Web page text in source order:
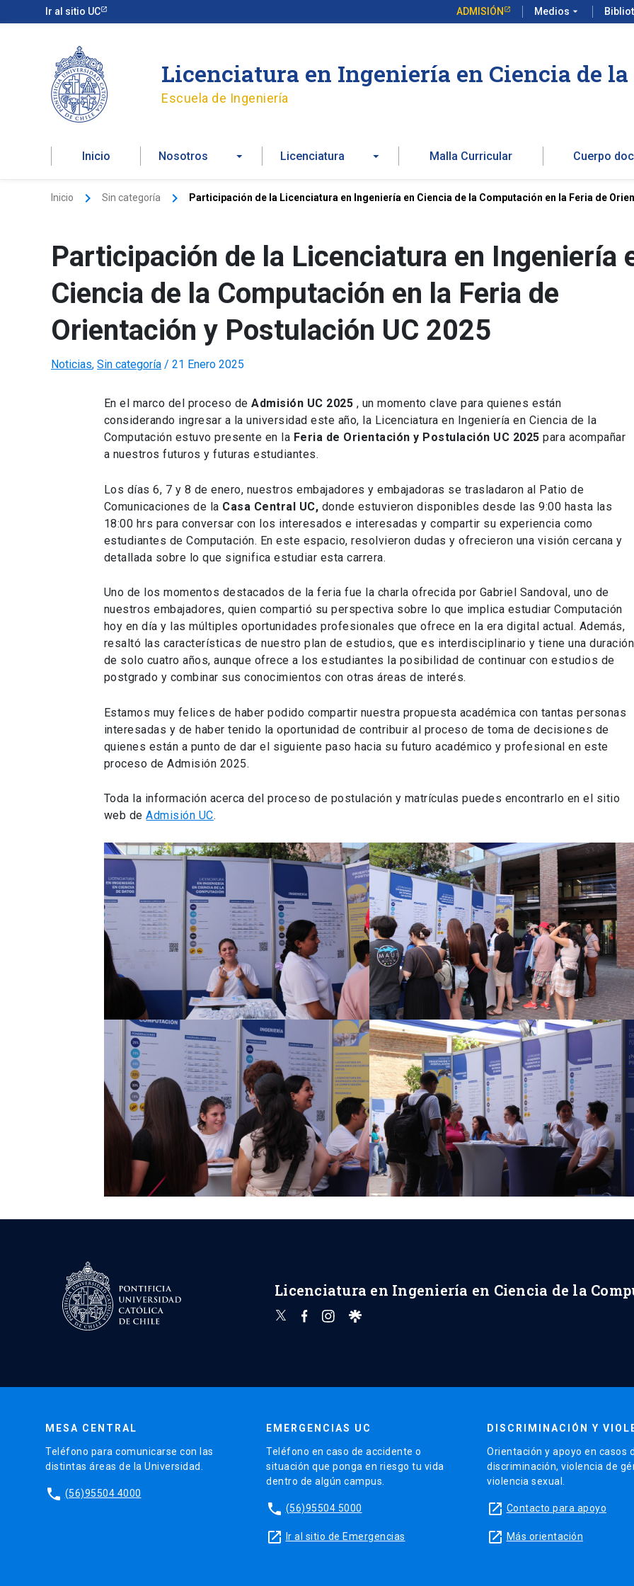
Ir al sitio UC ADMISIÓN Medios arrow_drop_down
al
Licenciatura en Ingeniería en Ciencia de
Escuela de Ingeniería
Inicio Nosotros Licenciatura Malla Curricular Cuerpo
Inicio Sin categoría Participación de la Licenciatura en Ingeniería en Ciencia de la Computación en la Feria de
Participación de la Licenciatura en Ingeniería
Ciencia de la Computación en la Feria de
Orientación y Postulación UC 2025
Noticias, Sin categoría / 21 Enero 2025
En el marco del proceso deAdmisión UC 2025 , un momento clave para quienes están
considerando ingresar a la universidad este año, la Licenciatura en Ingeniería en Ciencia de la
Computación estuvo presente en la Feria de Orientación y Postulación UC 2025 para acompañar
a nuestros futuros y futuras estudiantes.
Los días 6, 7 y 8 de enero, nuestros embajadores y embajadoras se trasladaron al Patio de
Comunicaciones de la Casa Central UC, donde estuvieron disponibles desde las 9:00 hasta las
18:00 hrs para conversar con los interesados e interesadas y compartir su experiencia como
estudiantes de Computación. En este espacio, resolvieron dudas y ofrecieron una visión cercana y
detallada sobre lo que significa estudiar esta carrera.
Uno de los momentos destacados de la feria fue la charla ofrecida por Gabriel Sandoval, uno de
nuestros embajadores, quien compartió su perspectiva sobre lo que implica estudiar Computación
hoy en día y las múltiples oportunidades profesionales que ofrece en la era digital actual. Además,
resaltó las características de nuestro plan de estudios, que es interdisciplinario y tiene una duración
de solo cuatro años, aunque ofrece a los estudiantes la posibilidad de continuar con estudios de
postgrado y combinar sus conocimientos con otras áreas de interés.
Estamos muy felices de haber podido compartir nuestra propuesta académica con tantas personas
interesadas y de haber tenido la oportunidad de contribuir al proceso de toma de decisiones de
quienes están a punto de dar el siguiente paso hacia su futuro académico y profesional en este
proceso de Admisión 2025.
Toda la información acerca del proceso de postulación y matrículas puedes encontrarlo en el sitio
web deAdmisión UC.
Licenciatura en Ingeniería en Ciencia de la
MESA CENTRAL
Teléfono para comunicarse con las
distintas áreas de la Universidad.
phone (56)95504 4000
EMERGENCIAS UC
Teléfono en caso de accidente o
situación que ponga en riesgo tu vida
dentro de algún campus.
phone (56)95504 5000
launch Ir al sitio de Emergencias
DISCRIMINACIÓN Y
Orientación y apoyo en casos
discriminación, violencia de
violencia sexual.
launch Contacto para apoyo
launch Más orientación